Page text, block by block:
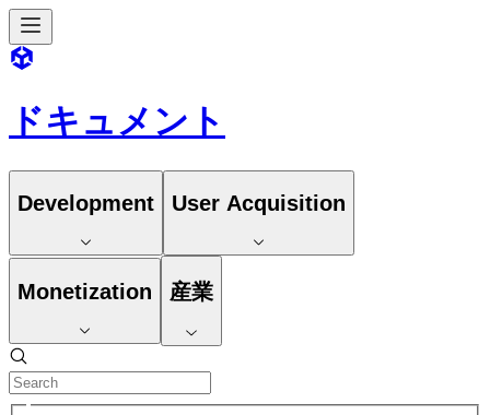
ドキュメント
Development User Acquisition
Monetization 産業